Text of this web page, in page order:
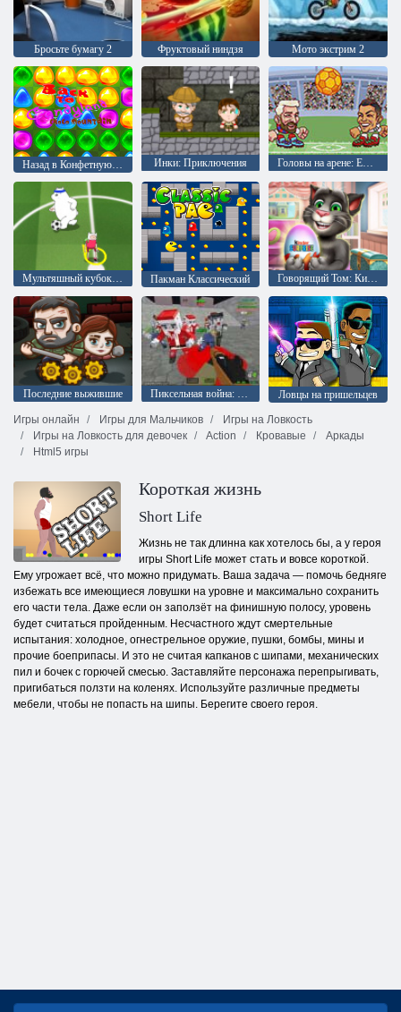
Бросьте бумагу 2 Фруктовый ниндзя Мото экстрим 2
Инки: Приключения Головы на арене: Евро футбол
Мультяшный кубок 2015 Пакман Классический Говорящий Том: Киндер сюрприз
Последние выжившие Пиксельная война: Апокалипсис зомби
Ловцы на пришельцев
Игры онлайн
Игры для Мальчиков
Игры на Ловкость
Игры на Ловкость для девочек
Action Кровавые
Аркады
Html5 игры
Короткая жизнь
Short Life
Жизнь не так длинна как хотелось бы, а у героя
игры Short Life может стать и вовсе короткой.
Ему угрожает всё, что можно придумать. Ваша задача — помочь бедняге
избежать все имеющиеся ловушки на уровне и максимально сохранить
его части тела. Даже если он заползёт на финишную полосу, уровень
будет считаться пройденным. Несчастного ждут смертельные
испытания: холодное, огнестрельное оружие, пушки, бомбы, мины и
прочие боеприпасы. И это не считая капканов с шипами, механических
пил и бочек с горючей смесью. Заставляйте персонажа перепрыгивать,
пригибаться ползти на коленях. Используйте различные предметы
мебели, чтобы не попасть на шипы. Берегите своего героя.